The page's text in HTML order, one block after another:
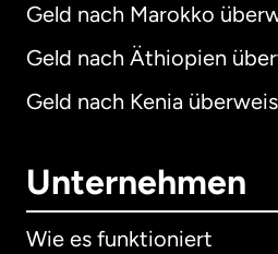
Geld nach Marokko
Geld nach Äthiopien
Geld nach Kenia
Unternehmen
Wie es funktioniert